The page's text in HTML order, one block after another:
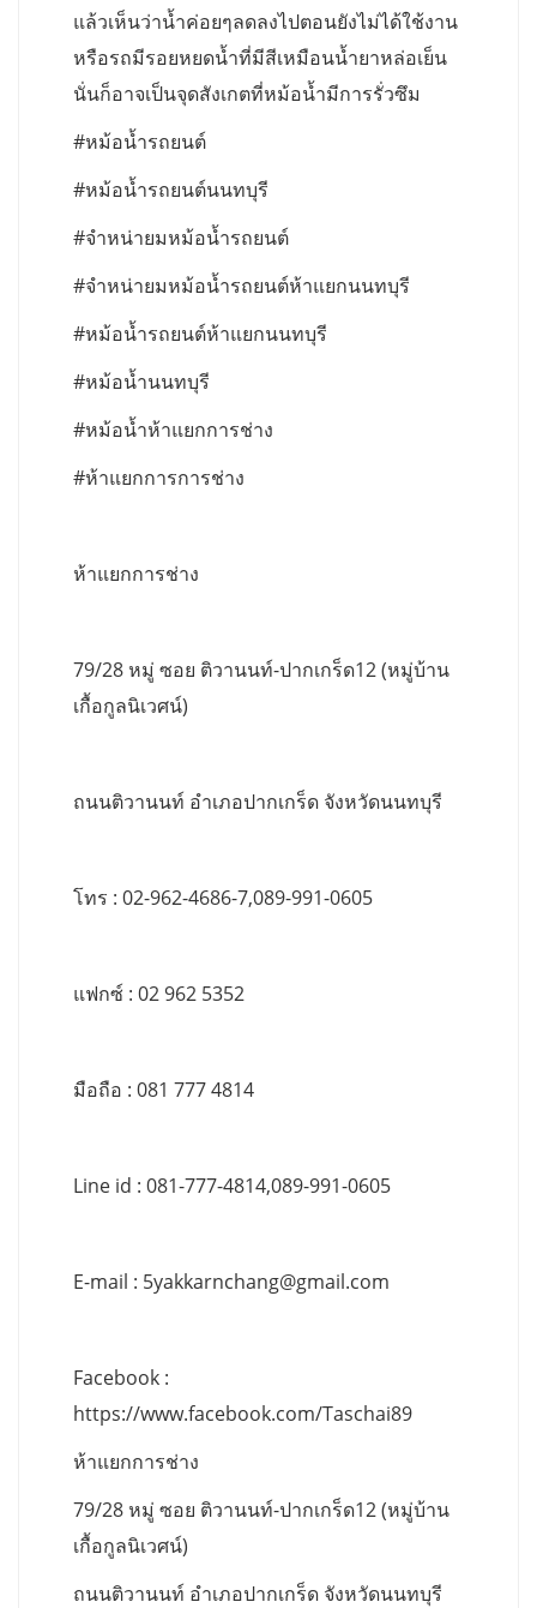
แล้วเห็นว่าน้ำค่อยๆลดลงไปตอนยังไม่ได้ใช้งาน
หรือรถมีรอยหยดน้ำที่มีสีเหมือนน้ำยาหล่อเย็น
นั่นก็อาจเป็นจุดสังเกตที่หม้อน้ำมีการรั่วซึม
#หม้อน้ำรถยนต์
#หม้อน้ำรถยนต์นนทบุรี
#จำหน่ายมหม้อน้ำรถยนต์
#จำหน่ายมหม้อน้ำรถยนต์ห้าแยกนนทบุรี
#หม้อน้ำรถยนต์ห้าแยกนนทบุรี
#หม้อน้ำนนทบุรี
#หม้อน้ำห้าแยกการช่าง
#ห้าแยกการการช่าง
ห้าแยกการช่าง
79/28 หมู่ ซอย ติวานนท์-ปากเกร็ด12 (หมู่บ้าน
เกื้อกูลนิเวศน์)
ถนนติวานนท์ อำเภอปากเกร็ด จังหวัดนนทบุรี
โทร : 02-962-4686-7,089-991-0605
แฟกซ์ : 02 962 5352
มือถือ : 081 777 4814
Line id : 081-777-4814,089-991-0605
E-mail : 5yakkarnchang@gmail.com
Facebook :
https://www.facebook.com/Taschai89
ห้าแยกการช่าง
79/28 หมู่ ซอย ติวานนท์-ปากเกร็ด12 (หมู่บ้าน
เกื้อกูลนิเวศน์)
ถนนติวานนท์ อำเภอปากเกร็ด จังหวัดนนทบุรี